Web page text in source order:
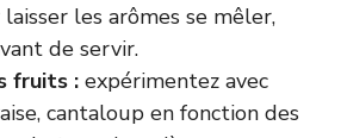
les arômes se mêler,
de servir.
fruits : expérimentez avec
cantaloup en fonction des